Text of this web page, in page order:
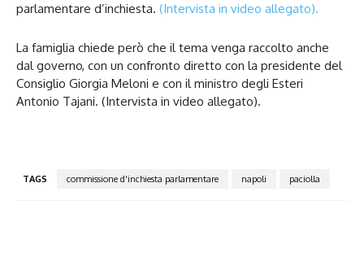
parlamentare d’inchiesta. (Intervista in video allegato).
La famiglia chiede però che il tema venga raccolto anche
dal governo, con un confronto diretto con la presidente del
Consiglio Giorgia Meloni e con il ministro degli Esteri
Antonio Tajani. (Intervista in video allegato).
TAGS commissione d'inchiesta parlamentare napoli paciolla